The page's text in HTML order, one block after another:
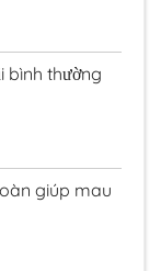
bình thường
giúp mau